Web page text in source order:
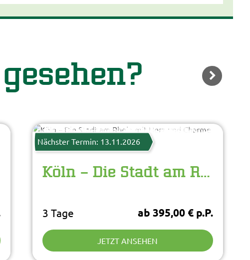
Nächster Termin: 13.11.2026
Köln – Die Stadt am Rhein mit Herz und Charme
3 Tage ab 395,00 € p.P.
JETZT ANSEHEN